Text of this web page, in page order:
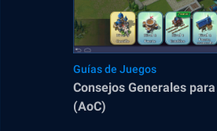
Guías de Juegos
Consejos Generales
(AoC)